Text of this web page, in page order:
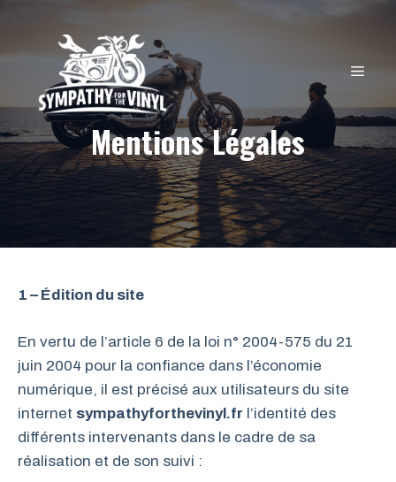
contenu
Mentions Légales
1 – Édition du site
En vertu de l’article 6 de la loi n° 2004-575 du 21
juin 2004 pour la confiance dans l’économie
numérique, il est précisé aux utilisateurs du site
internet sympathyforthevinyl.fr l’identité des
différents intervenants dans le cadre de sa
réalisation et de son suivi :